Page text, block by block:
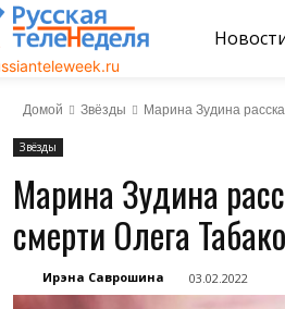
Домой Звёзды Марина Зудина
Звёзды
Марина Зудина
смерти Олега
Ирэна Саврошина 03.02.2022